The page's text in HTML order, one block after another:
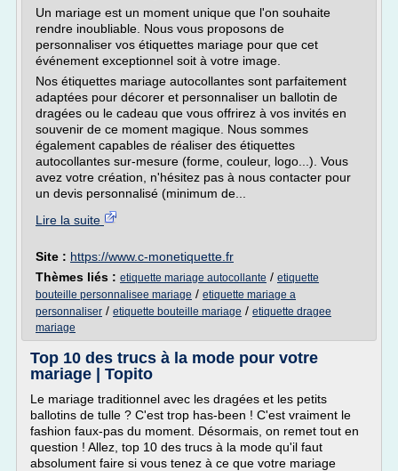
Un mariage est un moment unique que l'on souhaite
rendre inoubliable. Nous vous proposons de
personnaliser vos étiquettes mariage pour que cet
événement exceptionnel soit à votre image.
Nos étiquettes mariage autocollantes sont parfaitement
adaptées pour décorer et personnaliser un ballotin de
dragées ou le cadeau que vous offrirez à vos invités en
souvenir de ce moment magique. Nous sommes
également capables de réaliser des étiquettes
autocollantes sur-mesure (forme, couleur, logo...). Vous
avez votre création, n'hésitez pas à nous contacter pour
un devis personnalisé (minimum de...
Lire la suite
Site : https://www.c-monetiquette.fr
Thèmes liés : etiquette mariage autocollante / etiquette
bouteille personnalisee mariage / etiquette mariage a
personnaliser / etiquette bouteille mariage / etiquette dragee
mariage
Top 10 des trucs à la mode pour votre
mariage | Topito
Le mariage traditionnel avec les dragées et les petits
ballotins de tulle ? C'est trop has-been ! C'est vraiment le
fashion faux-pas du moment. Désormais, on remet tout en
question ! Allez, top 10 des trucs à la mode qu'il faut
absolument faire si vous tenez à ce que votre mariage